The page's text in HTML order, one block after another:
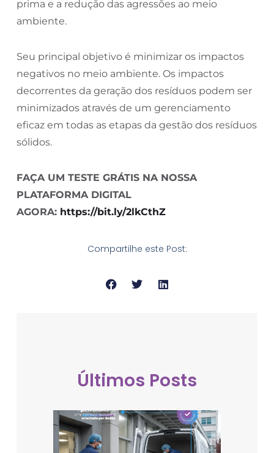
prima e a redução das agressões ao meio
ambiente.
Seu principal objetivo é minimizar os impactos
negativos no meio ambiente. Os impactos
decorrentes da geração dos resíduos podem ser
minimizados através de um gerenciamento
eficaz em todas as etapas da gestão dos resíduos
sólidos.
FAÇA UM TESTE GRÁTIS NA NOSSA
PLATAFORMA DIGITAL
AGORA: https://bit.ly/2lkCthZ
Compartilhe este Post:
Últimos Posts